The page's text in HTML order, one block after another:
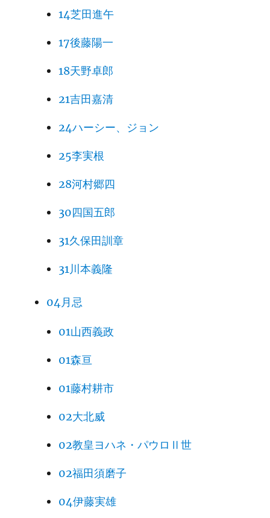
14芝田進午
17後藤陽一
18天野卓郎
21吉田嘉清
24ハーシー、ジョン
25李実根
28河村郷四
30四国五郎
31久保田訓章
31川本義隆
04月忌
01山西義政
01森亘
01藤村耕市
02大北威
02教皇ヨハネ・パウロⅡ世
02福田須磨子
04伊藤実雄